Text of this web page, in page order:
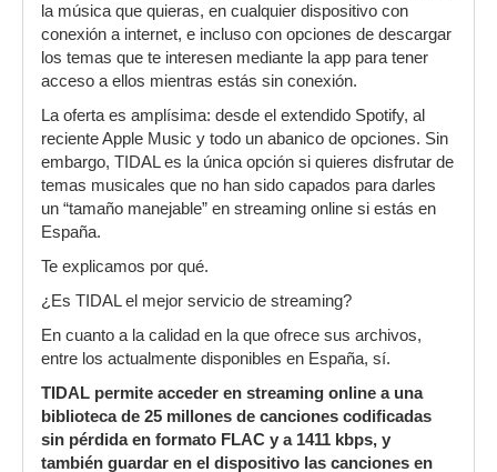
la música que quieras, en cualquier dispositivo con
conexión a internet, e incluso con opciones de descargar
los temas que te interesen mediante la app para tener
acceso a ellos mientras estás sin conexión.
La oferta es amplísima: desde el extendido Spotify, al
reciente Apple Music y todo un abanico de opciones. Sin
embargo, TIDAL es la única opción si quieres disfrutar de
temas musicales que no han sido capados para darles
un “tamaño manejable” en streaming online si estás en
España.
Te explicamos por qué.
¿Es TIDAL el mejor servicio de streaming?
En cuanto a la calidad en la que ofrece sus archivos,
entre los actualmente disponibles en España, sí.
TIDAL permite acceder en streaming online a una
biblioteca de 25 millones de canciones codificadas
sin pérdida en formato FLAC y a 1411 kbps, y
también guardar en el dispositivo las canciones en